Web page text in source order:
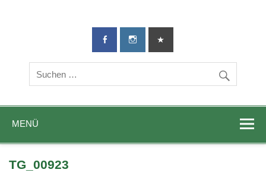
TG-Geislingen
DIE Sportadresse in Geislingen!
MENÜ
TG_00923